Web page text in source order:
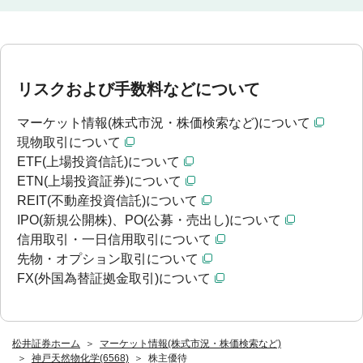
松井証券ホーム
マーケット情報(株式市況・株価検索など)
神戸天然物化学(6568)
株主優待
リスクおよび手数料などについて
マーケット情報(株式市況・株価検索など)について
現物取引について
ETF(上場投資信託)について
ETN(上場投資証券)について
REIT(不動産投資信託)について
IPO(新規公開株)、PO(公募・売出し)について
信用取引・一日信用取引について
先物・オプション取引について
FX(外国為替証拠金取引)について